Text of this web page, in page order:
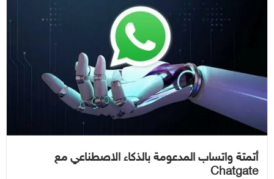
واتساب المدعومة بالذكاء الاصطناعي مع